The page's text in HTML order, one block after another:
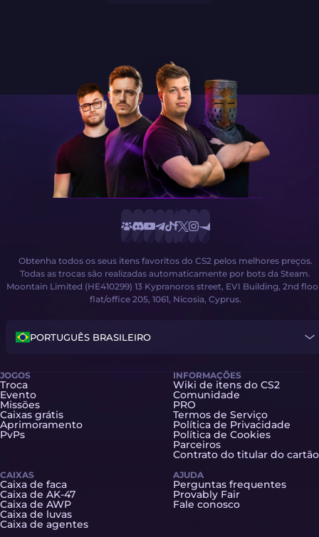
Obtenha todos os seus itens favoritos do CS2 pelos melhores preços.
Todas as trocas são realizadas automaticamente por bots da Steam.
Moontain Limited (HE410299) 13 Kypranoros street, EVI Building, 2nd
flat/office 205, 1061, Nicosia, Cyprus.
PORTUGUÊS BRASILEIRO
JOGOS
Troca
Evento
Missões
Caixas grátis
Aprimoramento
PvPs
CAIXAS
Caixa de faca
Caixa de AK-47
Caixa de AWP
Caixa de luvas
Caixa de agentes
INFORMAÇÕES
Wiki de itens do CS2
Comunidade
PRO
Termos de Serviço
Política de Privacidade
Política de Cookies
Parceiros
Contrato do titular do cartão
AJUDA
Perguntas frequentes
Provably Fair
Fale conosco